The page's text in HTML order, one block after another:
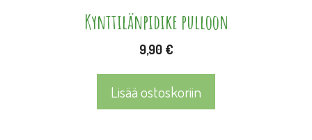
Kynttilänpidike pulloon
9,90 €
Lisää ostoskoriin